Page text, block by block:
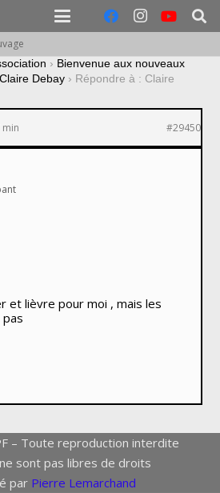
› Bienvenue aux nouveaux
Claire Debay › Répondre à : Claire
#29450
et lièvre pour moi , mais les
– Toute reproduction interdite
sont pas libres de droits
par Pierre Lemarchand